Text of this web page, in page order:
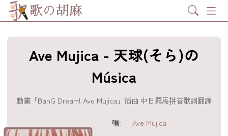
歌の胡麻 Search
Ave Mujica - 天球(そら)の
Música
動畫「BanG Dream! Ave Mujica」插曲 中日羅馬拼音歌詞翻譯
唱: Ave Mujica